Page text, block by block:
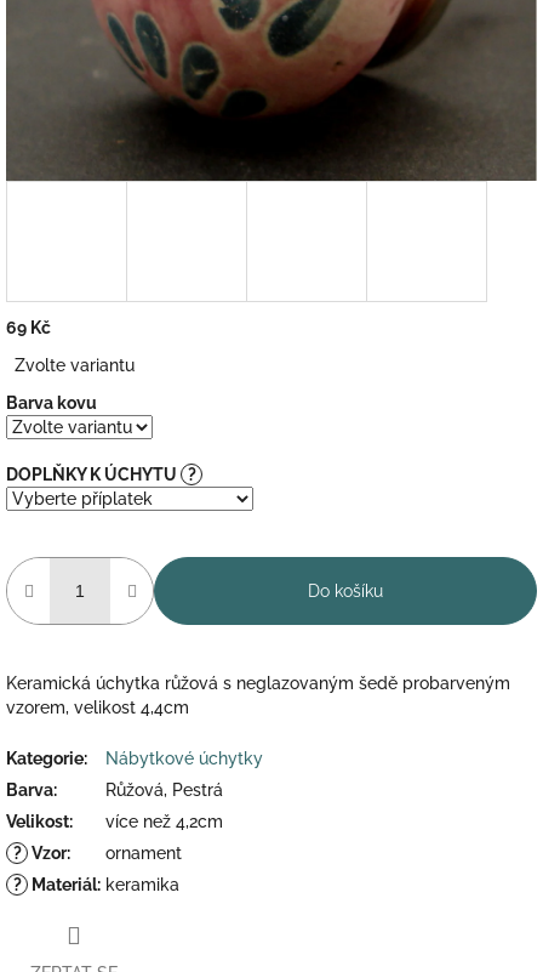
69 Kč
cena:
Zvolte variantu
Barva kovu
DOPLŇKY K ÚCHYTU ?
Do košíku
Keramická úchytka růžová s neglazovaným šedě probarveným
vzorem, velikost 4,4cm
Kategorie:
Nábytkové úchytky
Barva:
Růžová, Pestrá
Velikost:
více než 4,2cm
? Vzor:
ornament
?
Materiál: keramika